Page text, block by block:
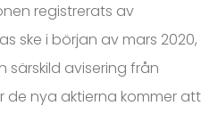
registrerats av
ske i början av mars 2020,
särskild avisering från
de nya aktierna kommer att